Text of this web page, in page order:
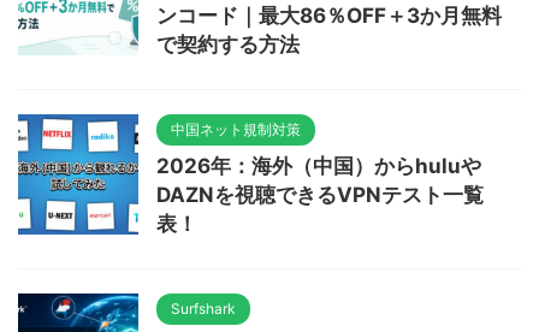
ンコード｜最大86％OFF＋3か月無料
で契約する方法
中国ネット規制対策
2026年：海外（中国）からhuluや
DAZNを視聴できるVPNテスト一覧
表！
Surfshark